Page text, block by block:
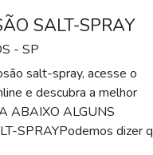
SALT-SPRAY
- SP
salt-spray, acesse o
e descubra a melhor
ABAIXO ALGUNS
SPRAYPodemos dizer